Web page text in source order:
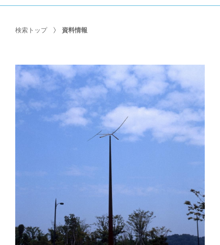
検索トップ 資料情報